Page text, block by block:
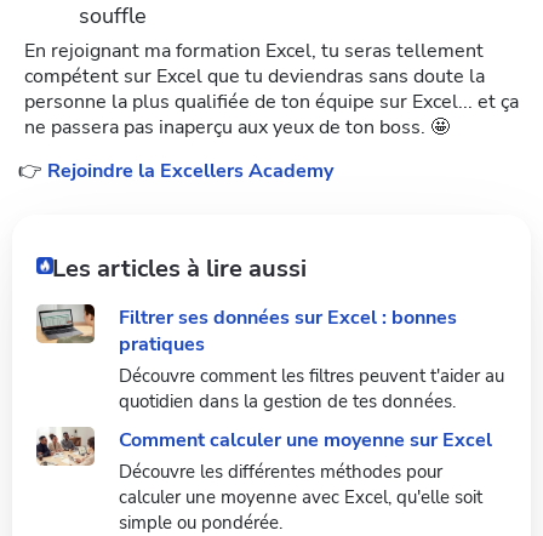
souffle
En rejoignant ma formation Excel, tu seras tellement
compétent sur Excel que tu deviendras sans doute la
personne la plus qualifiée de ton équipe sur Excel... et ça
ne passera pas inaperçu aux yeux de ton boss. 🤩
👉 Rejoindre la Excellers Academy
Les articles à lire aussi
Filtrer ses données sur Excel : bonnes
pratiques
Découvre comment les filtres peuvent t'aider au
quotidien dans la gestion de tes données.
Comment calculer une moyenne sur Excel
Découvre les différentes méthodes pour
calculer une moyenne avec Excel, qu'elle soit
simple ou pondérée.